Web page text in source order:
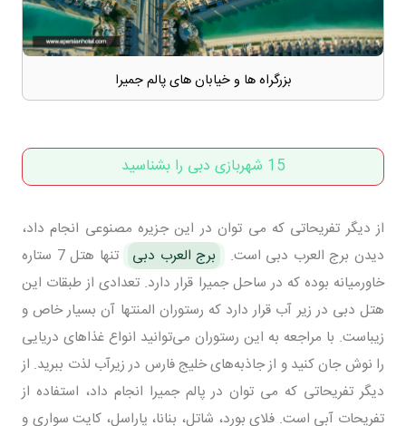
بزرگراه ها و خیابان های پالم جمیرا
15 شهربازی دبی را بشناسید
از دیگر تفریحاتی که می توان در این جزیره مصنوعی انجام داد،
دیدن برج العرب دبی است.
برج العرب دبی
تنها هتل 7 ستاره
خاورمیانه بوده که در ساحل جمیرا قرار دارد. تعدادی از طبقات این
هتل دبی در زیر آب قرار دارد که رستوران المنتها آن بسیار خاص و
زیباست. با مراجعه به این رستوران می‌توانید انواع غذاهای دریایی
را نوش جان کنید و از جاذبه‌های خلیج فارس در زیرآب لذت ببرید. از
دیگر تفریحاتی که می توان در پالم جمیرا انجام داد، استفاده از
تفریحات آبی است. فلای بورد، شاتل، بنانا، پاراسل، کایت سواری و